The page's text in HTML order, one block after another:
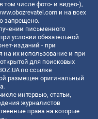
том числе фото- и видео-),
и на всех
запрещено.
письменного
условии обязательной
изданий - при
их использование и при
для поисковых
по ссылке
размещен оригинальный
интервью, статьи,
журналистов
права на которые